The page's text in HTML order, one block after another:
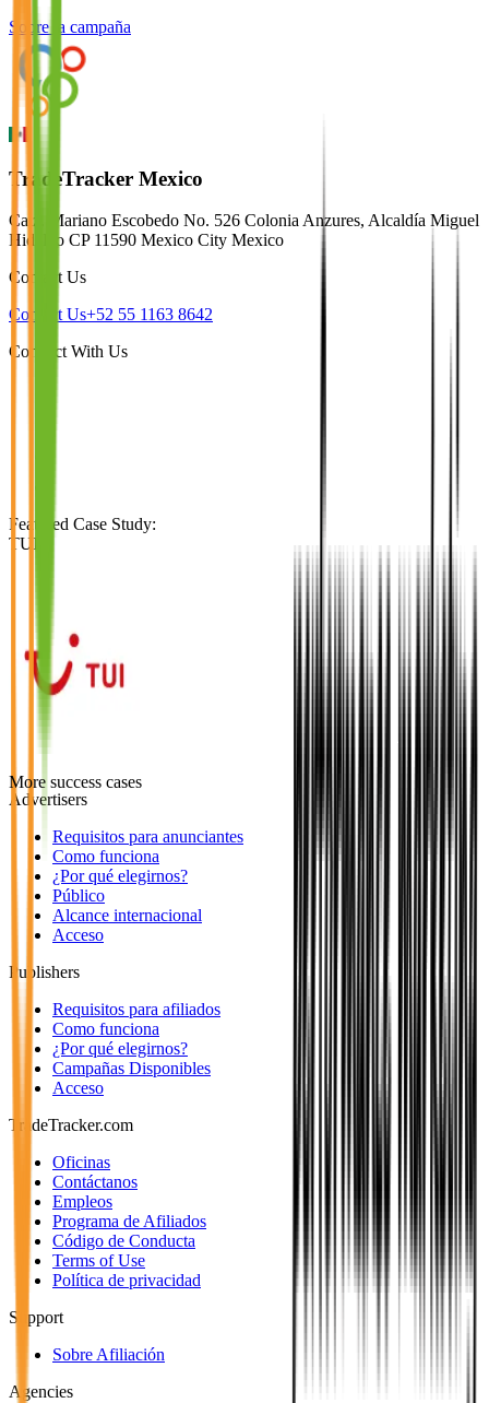
Sobre la campaña
TradeTracker Mexico
Calz. Mariano Escobedo No. 526 Colonia Anzures, Alcaldía Miguel
Hidalgo CP 11590 Mexico City Mexico
Contact Us
Contact Us+52 55 1163 8642
Connect With Us
Featured Case Study:
TUI
More success cases
Advertisers
Requisitos para anunciantes
Como funciona
¿Por qué elegirnos?
Público
Alcance internacional
Acceso
Publishers
Requisitos para afiliados
Como funciona
¿Por qué elegirnos?
Campañas Disponibles
Acceso
TradeTracker.com
Oficinas
Contáctanos
Empleos
Programa de Afiliados
Código de Conducta
Terms of Use
Política de privacidad
Support
Sobre Afiliación
Agencies